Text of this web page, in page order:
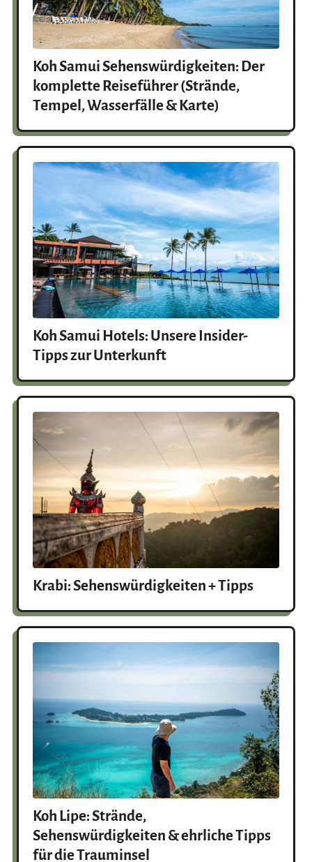
Koh Samui Sehenswürdigkeiten: Der
komplette Reiseführer (Strände,
Tempel, Wasserfälle & Karte)
Koh Samui Hotels: Unsere Insider-
Tipps zur Unterkunft
Krabi: Sehenswürdigkeiten + Tipps
Koh Lipe: Strände,
Sehenswürdigkeiten & ehrliche Tipps
für die Trauminsel